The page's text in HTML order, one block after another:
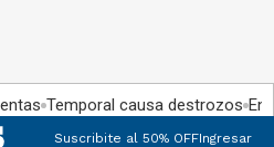
Temporal causa destrozos En
Suscribite al 50% OFFIngresar